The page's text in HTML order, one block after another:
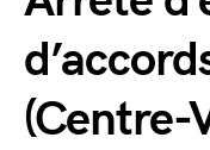
(Centre-